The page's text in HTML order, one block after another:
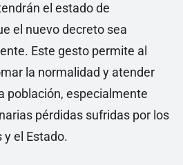
el estado de
el nuevo decreto sea
Este gesto permite al
la normalidad y atender
población, especialmente
pérdidas sufridas por los
el Estado.